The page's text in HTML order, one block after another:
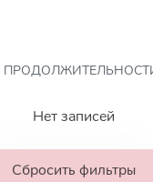
Нет записей
Сбросить фильтры